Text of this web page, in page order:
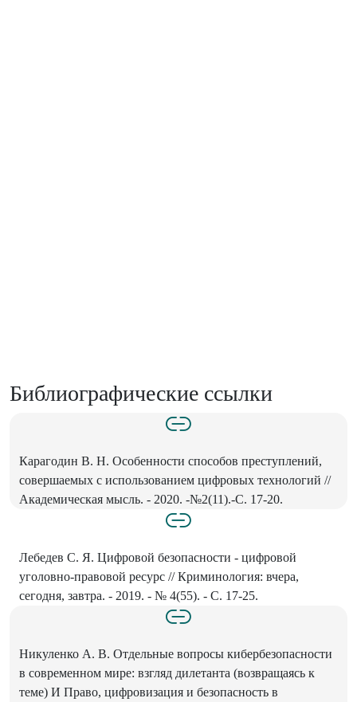
Библиографические ссылки
Карагодин В. Н. Особенности способов преступлений,
совершаемых с использованием цифровых технологий //
Академическая мысль. - 2020. -№2(11).-С. 17-20.
Лебедев С. Я. Цифровой безопасности - цифровой
уголовно-правовой ресурс // Криминология: вчера,
сегодня, завтра. - 2019. - № 4(55). - С. 17-25.
Никуленко А. В. Отдельные вопросы кибербезопасности
в современном мире: взгляд дилетанта (возвращаясь к
теме) И Право, цифровизация и безопасность в